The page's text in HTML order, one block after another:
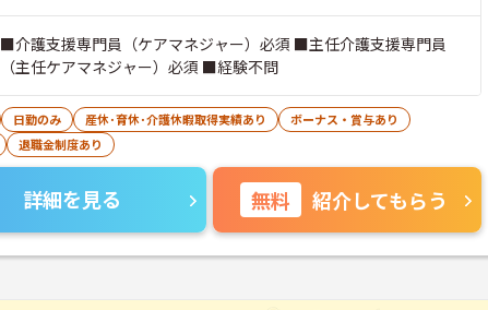
■介護支援専門員（ケアマネジャー）必須 ■主任介護支援専門員
（主任ケアマネジャー）必須 ■経験不問
日勤のみ 産休･育休･介護休暇取得実績あり
ボーナス・賞与あり
退職金制度あり
詳細を見る 無料 紹介してもらう